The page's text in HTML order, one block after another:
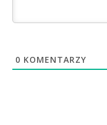
0 KOMENTARZY